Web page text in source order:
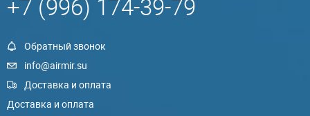
+7 (996) 174-39-79
Обратный звонок
info@airmir.su
Доставка и оплата
Доставка и оплата